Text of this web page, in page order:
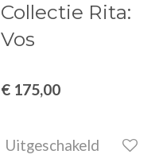
Collectie Rita:
Vos
€ 175,00
Uitgeschakeld